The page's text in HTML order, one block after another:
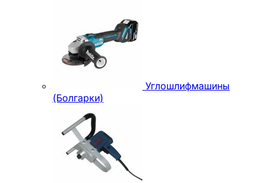
Углошлифмашины
(Болгарки)